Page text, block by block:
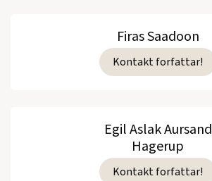
Firas Saadoon
Kontakt forfattar!
Egil Aslak Aursand
Hagerup
Kontakt forfattar!